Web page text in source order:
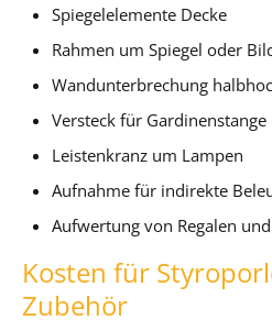
Spiegelelemente Decke
Rahmen um Spiegel oder
Wandunterbrechung
Versteck für Gardinenstange
Leistenkranz um Lampen
Aufnahme für indirekte
Aufwertung von Regalen
Kosten für
Zubehör